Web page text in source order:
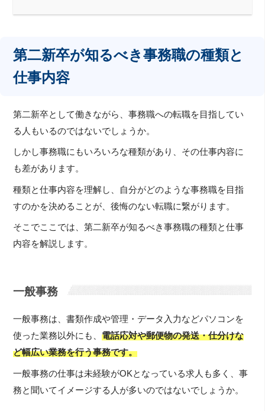
第二新卒が知るべき事務職の種類と
仕事内容
第二新卒として働きながら、事務職への転職を目指してい
る人もいるのではないでしょうか。
しかし事務職にもいろいろな種類があり、その仕事内容に
も差があります。
種類と仕事内容を理解し、自分がどのような事務職を目指
すのかを決めることが、後悔のない転職に繋がります。
そこでここでは、第二新卒が知るべき事務職の種類と仕事
内容を解説します。
一般事務
一般事務は、書類作成や管理・データ入力などパソコンを
使った業務以外にも、電話応対や郵便物の発送・仕分けな
ど幅広い業務を行う事務です。
一般事務の仕事は未経験がOKとなっている求人も多く、事
務と聞いてイメージする人が多いのではないでしょうか。